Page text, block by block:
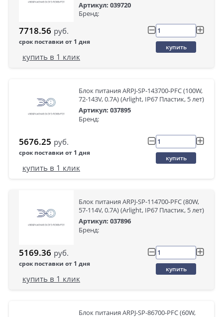
Артикул: 039720
Бренд:
7718.56 руб.
срок поставки от 1 дня
купить
купить в 1 клик
Блок питания ARPJ-SP-143700-PFC (100W,
72-143V, 0.7A) (Arlight, IP67 Пластик, 5 лет)
Артикул: 037895
Бренд:
5676.25 руб.
срок поставки от 1 дня
купить
купить в 1 клик
Блок питания ARPJ-SP-114700-PFC (80W,
57-114V, 0.7A) (Arlight, IP67 Пластик, 5 лет)
Артикул: 037896
Бренд:
5169.36 руб.
срок поставки от 1 дня
купить
купить в 1 клик
Блок питания ARPJ-SP-86700-PFC (60W,